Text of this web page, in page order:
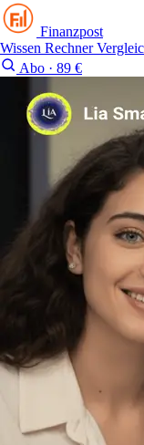
Finanzpost
Wissen Rechner
Abo · 89 €